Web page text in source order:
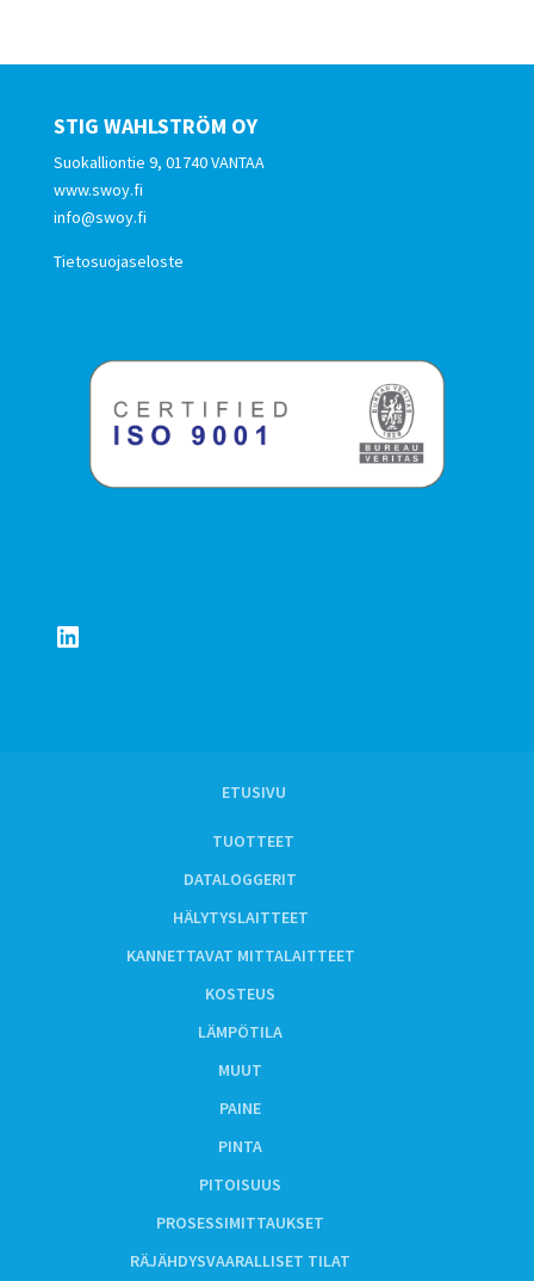
STIG WAHLSTRÖM OY
Suokalliontie 9, 01740 VANTAA
www.swoy.fi
info@swoy.fi
Tietosuojaseloste
LinkedIn
ETUSIVU
TUOTTEET
DATALOGGERIT
HÄLYTYSLAITTEET
KANNETTAVAT MITTALAITTEET
KOSTEUS
LÄMPÖTILA
MUUT
PAINE
PINTA
PITOISUUS
PROSESSIMITTAUKSET
RÄJÄHDYSVAARALLISET TILAT